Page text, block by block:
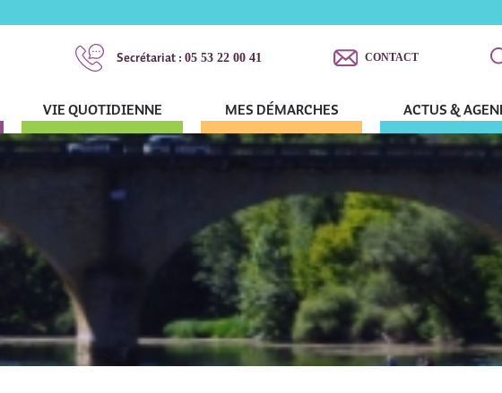
Secrétariat : 05 53 22 00 41 CONTACT
VIE QUOTIDIENNE MES DÉMARCHES ACTUS &